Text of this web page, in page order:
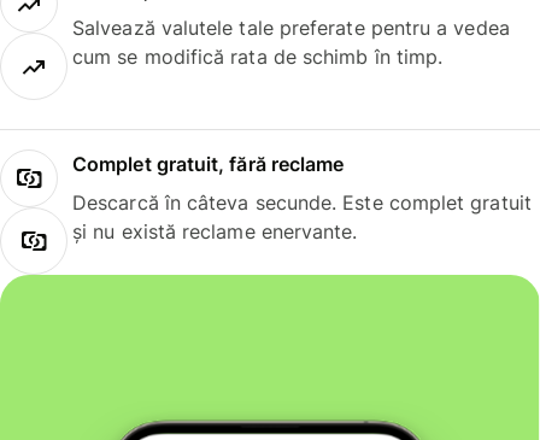
Salvează valutele tale preferate pentru a vedea
cum se modifică rata de schimb în timp.
Complet gratuit, fără reclame
Descarcă în câteva secunde. Este complet gratuit
și nu există reclame enervante.